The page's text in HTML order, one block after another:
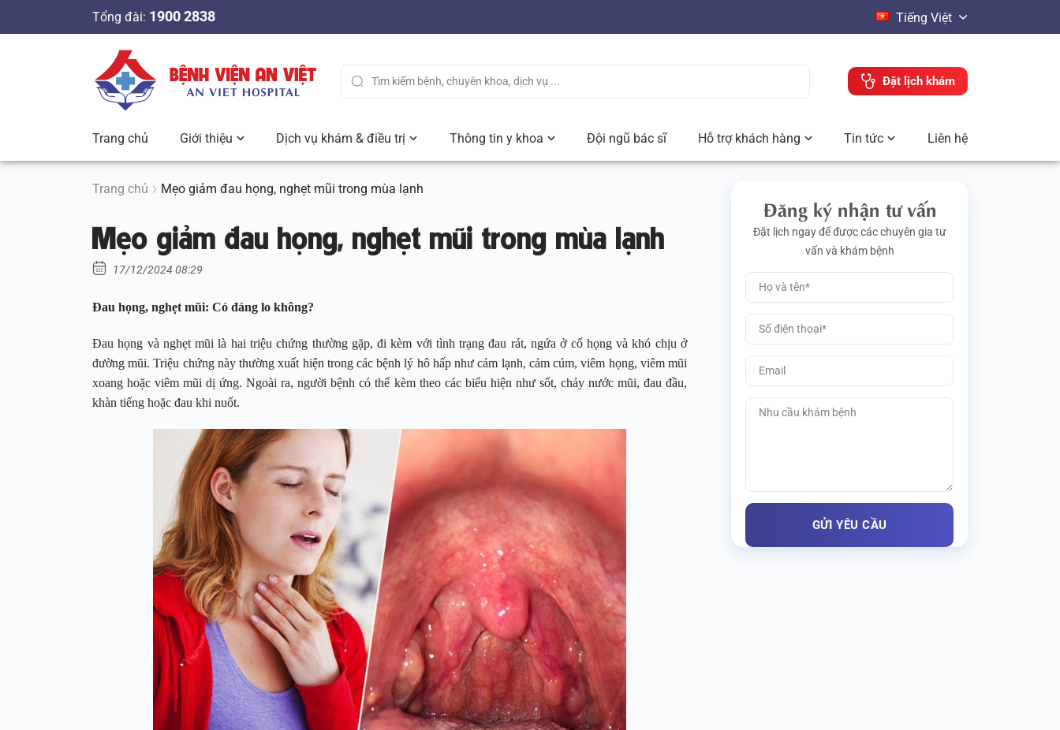
n
Tổng đài: 1900 2838 Tiếng Việt
Đặt lịch khám
Trang chủ Giới thiệu Dịch vụ khám & điều trị Thông tin y khoa Đội ngũ bác sĩ Hỗ trợ khách hàng Tin tức Liên hệ
Trang chủ Mẹo giảm đau họng, nghẹt mũi trong mùa lạnh
Mẹo giảm đau họng, nghẹt mũi trong mùa lạnh
17/12/2024 08:29
Đau họng, nghẹt mũi: Có đáng lo không?
Đau họng và nghẹt mũi là hai triệu chứng thường gặp, đi kèm với tình trạng đau rát, ngứa ở cổ họng và khó chịu ở
đường mũi. Triệu chứng này thường xuất hiện trong các bệnh lý hô hấp như cảm lạnh, cảm cúm, viêm họng, viêm mũi
xoang hoặc viêm mũi dị ứng. Ngoài ra, người bệnh có thể kèm theo các biểu hiện như sốt, chảy nước mũi, đau đầu,
khàn tiếng hoặc đau khi nuốt.
Đăng ký nhận tư vấn
Đặt lịch ngay để được các chuyên gia tư
vấn và khám bệnh